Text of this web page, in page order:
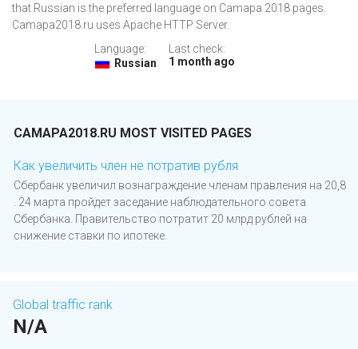
that Russian is the preferred language on Camapa 2018 pages.
Camapa2018.ru uses Apache HTTP Server.
Language:
Russian
Last check:
1 month ago
CAMAPA2018.RU MOST VISITED PAGES
Как увеличить член не потратив рубля
Сбербанк увеличил вознаграждение членам правления на 20,8
. 24 марта пройдет заседание наблюдательного совета
Сбербанка. Правительство потратит 20 млрд рублей на
снижение ставки по ипотеке.
Global traffic rank
N/A